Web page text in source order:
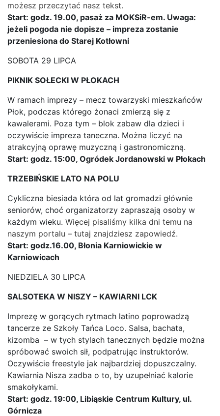
możesz przeczytać nasz tekst.
Start: godz. 19.00, pasaż za MOKSiR-em. Uwaga:
jeżeli pogoda nie dopisze – impreza zostanie
przeniesiona do Starej Kotłowni
SOBOTA 29 LIPCA
PIKNIK SOŁECKI W PŁOKACH
W ramach imprezy – mecz towarzyski mieszkańców
Płok, podczas którego żonaci zmierzą się z
kawalerami. Poza tym – blok zabaw dla dzieci i
oczywiście impreza taneczna. Można liczyć na
atrakcyjną oprawę muzyczną i gastronomiczną.
Start: godz. 15:00, Ogródek Jordanowski w Płokach
TRZEBIŃSKIE LATO NA POLU
Cykliczna biesiada która od lat gromadzi głównie
seniorów, choć organizatorzy zapraszają osoby w
każdym wieku. Więcej pisaliśmy kilka dni temu na
naszym portalu – tutaj znajdziesz zapowiedź.
Start: godz.16.00, Błonia Karniowickie w
Karniowicach
NIEDZIELA 30 LIPCA
SALSOTEKA W NISZY – KAWIARNI LCK
Imprezę w gorących rytmach latino poprowadzą
tancerze ze Szkoły Tańca Loco. Salsa, bachata,
kizomba – w tych stylach tanecznych będzie można
spróbować swoich sił, podpatrując instruktorów.
Oczywiście freestyle jak najbardziej dopuszczalny.
Kawiarnia Nisza zadba o to, by uzupełniać kalorie
smakołykami.
Start: godz. 19:00, Libiąskie Centrum Kultury, ul.
Górnicza